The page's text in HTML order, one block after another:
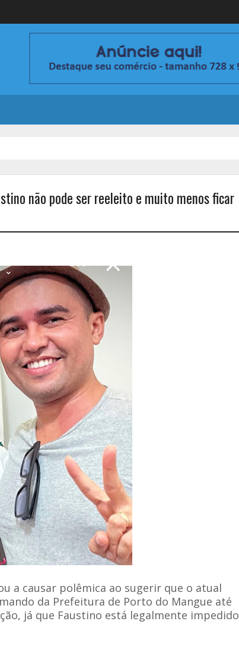
não pode ser reeleito e muito menos ficar
a causar polêmica ao sugerir que o atual
da Prefeitura de Porto do Mangue até
já que Faustino está legalmente impedido